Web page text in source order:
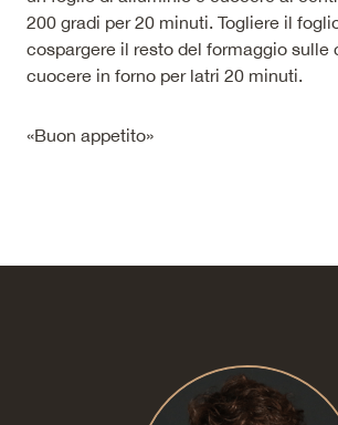
200 gradi per 20 minuti. Togliere il
cospargere il resto del formaggio sulle
cuocere in forno per latri 20 minuti.
«Buon appetito»